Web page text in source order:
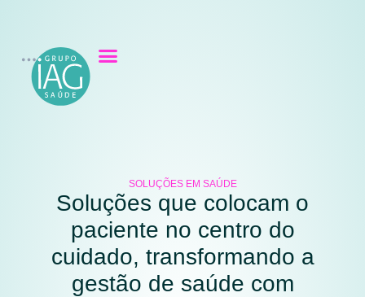
SOLUÇÕES EM SAÚDE
Soluções que colocam o
paciente no centro do
cuidado, transformando a
gestão de saúde com